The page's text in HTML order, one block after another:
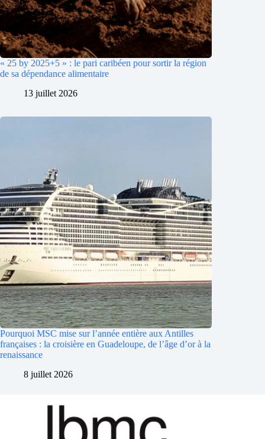
« 25 by 2025+5 » : le pari caribéen pour sortir la région
de sa dépendance alimentaire
13 juillet 2026
Pourquoi MSC mise sur l’année entière aux Antilles
françaises : la croisière en Guadeloupe, de l’âge d’or à la
renaissance
8 juillet 2026